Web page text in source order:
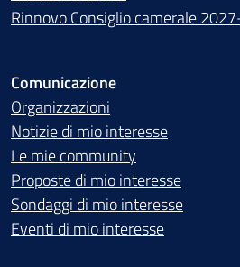
Rinnovo Consiglio camerale
Comunicazione
Organizzazioni
Notizie di mio interesse
Le mie community
Proposte di mio interesse
Sondaggi di mio interesse
Eventi di mio interesse